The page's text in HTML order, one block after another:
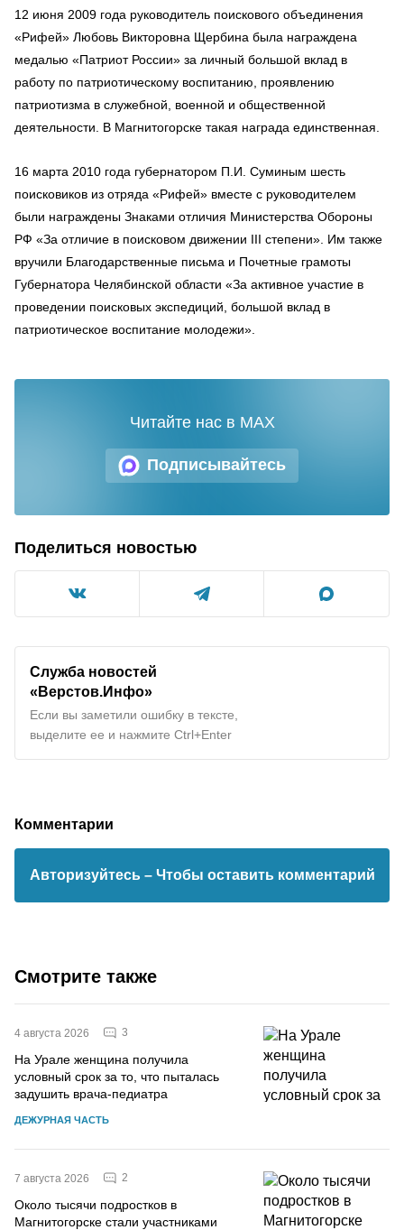
12 июня 2009 года руководитель поискового объединения
«Рифей» Любовь Викторовна Щербина была награждена
медалью «Патриот России» за личный большой вклад в
работу по патриотическому воспитанию, проявлению
патриотизма в служебной, военной и общественной
деятельности. В Магнитогорске такая награда единственная.
16 марта 2010 года губернатором П.И. Суминым шесть
поисковиков из отряда «Рифей» вместе с руководителем
были награждены Знаками отличия Министерства Обороны
РФ «За отличие в поисковом движении III степени». Им также
вручили Благодарственные письма и Почетные грамоты
Губернатора Челябинской области «За активное участие в
проведении поисковых экспедиций, большой вклад в
патриотическое воспитание молодежи».
Подписывайтесь
Читайте нас в MAX
Поделиться новостью
Служба новостей
«Верстов.Инфо»
Если вы заметили ошибку в тексте,
выделите ее и нажмите Ctrl+Enter
Комментарии
Авторизуйтесь – Чтобы оставить комментарий
Смотрите также
4 августа 2026 3
На Урале женщина получила
условный срок за то, что пыталась
задушить врача-педиатра
ДЕЖУРНАЯ ЧАСТЬ
7 августа 2026 2
Около тысячи подростков в
Магнитогорске стали участниками